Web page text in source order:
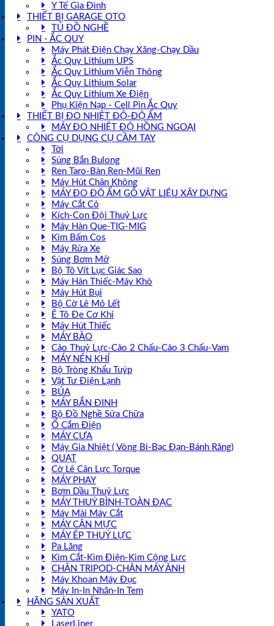
Y Tế Gia Đình
THIẾT BỊ GARAGE OTO
TỦ ĐỒ NGHỀ
PIN - ẮC QUY
Máy Phát Điện Chạy Xăng-Chạy Dầu
Ắc Quy Lithium UPS
Ắc Quy Lithium Viễn Thông
Ắc Quy Lithium Solar
Ắc Quy Lithium Xe Điện
Phụ Kiện Nạp - Cell Pin Ắc Quy
THIẾT BỊ ĐO NHIỆT ĐỘ-ĐỘ ẨM
MÁY ĐO NHIỆT ĐỘ HỒNG NGOẠI
CÔNG CỤ DỤNG CỤ CẦM TAY
Tời
Súng Bắn Bulong
Ren Taro-Bàn Ren-Mũi Ren
Máy Hút Chân Không
MÁY ĐO ĐỘ ẨM GỖ VẬT LIỆU XÂY DỰNG
Máy Cắt Cỏ
Kích-Con Đội Thuỷ Lực
Máy Hàn Que-TIG-MIG
Kìm Bấm Cos
Máy Rửa Xe
Súng Bơm Mỡ
Bộ Tô Vít Lục Giác Sao
Máy Hàn Thiếc-Máy Khò
Máy Hút Bụi
Bộ Cờ Lê Mỏ Lết
Ê Tô Đe Cơ Khí
Máy Hút Thiếc
MÁY BÀO
Cảo Thuỷ Lực-Cảo 2 Chấu-Cảo 3 Chấu-Vam
MÁY NÉN KHÍ
Bộ Tròng Khẩu Tuýp
Vật Tư Điện Lạnh
BÚA
MÁY BẮN ĐINH
Bộ Đồ Nghề Sửa Chữa
Ổ Cắm Điện
MÁY CƯA
Máy Gia Nhiệt ( Vòng Bi-Bạc Đạn-Bánh Răng)
QUẠT
Cờ Lê Cân Lực Torque
MÁY PHAY
Bơm Dầu Thuỷ Lực
MÁY THUỶ BÌNH-TOÀN ĐẠC
Máy Mài Máy Cắt
MÁY CÂN MỰC
MÁY ÉP THUỶ LỰC
Pa Lăng
Kìm Cắt-Kìm Điện-Kìm Cộng Lực
CHÂN TRIPOD-CHÂN MÁY ẢNH
Máy Khoan Máy Đục
Máy In-In Nhãn-In Tem
HÃNG SẢN XUẤT
YATO
LaserLiner